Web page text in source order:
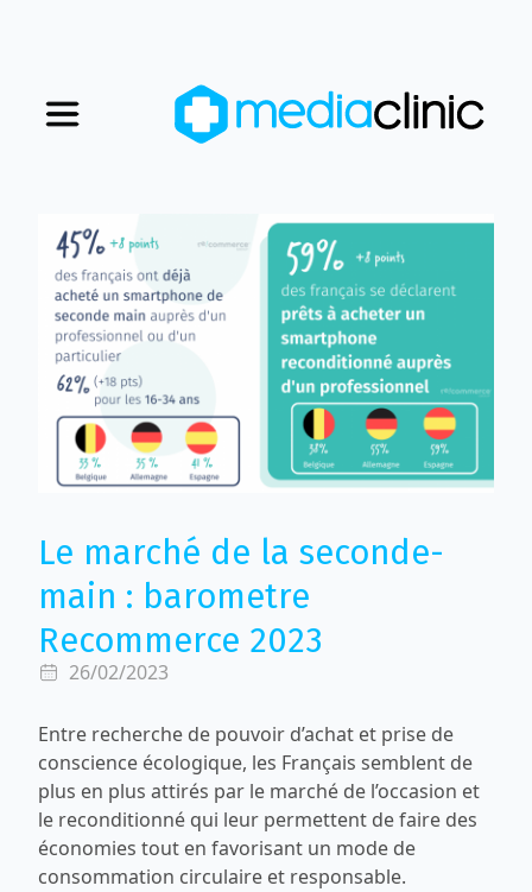
Nos magasins
Nous rejoindre
Qui sommes-nous
Le marché de la seconde-
main : barometre
Recommerce 2023
26/02/2023
Entre recherche de pouvoir d’achat et prise de
conscience écologique, les Français semblent de
plus en plus attirés par le marché de l’occasion et
le reconditionné qui leur permettent de faire des
économies tout en favorisant un mode de
consommation circulaire et responsable.